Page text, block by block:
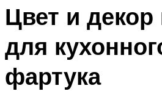
Цвет и декор
для
фартука